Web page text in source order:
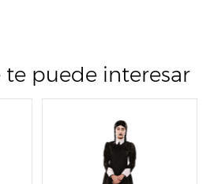
te puede interesar